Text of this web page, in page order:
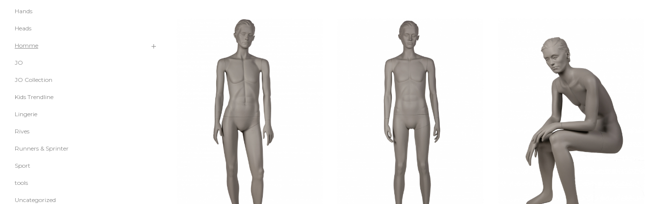
Hands
Heads
Homme
JO
JO Collection
Kids Trendline
Lingerie
Rives
Runners & Sprinter
Sport
tools
Uncategorized